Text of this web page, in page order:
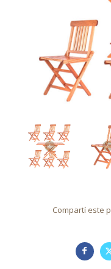
Compartí este